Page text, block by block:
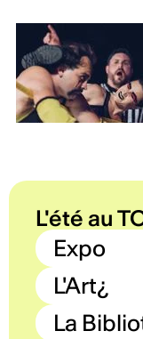
L'été au
Expo
L'Art¿
La